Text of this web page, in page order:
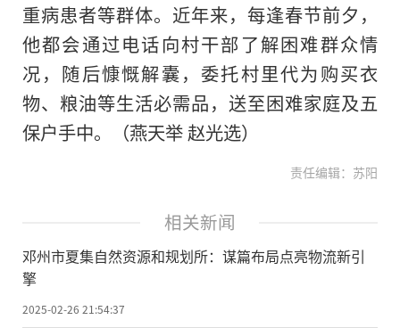
重病患者等群体。近年来，每逢春节前夕，
他都会通过电话向村干部了解困难群众情
况，随后慷慨解囊，委托村里代为购买衣
物、粮油等生活必需品，送至困难家庭及五
保户手中。（燕天举 赵光选）
责任编辑：苏阳
相关新闻
邓州市夏集自然资源和规划所：谋篇布局点亮物流新引
擎
2025-02-26 21:54:37